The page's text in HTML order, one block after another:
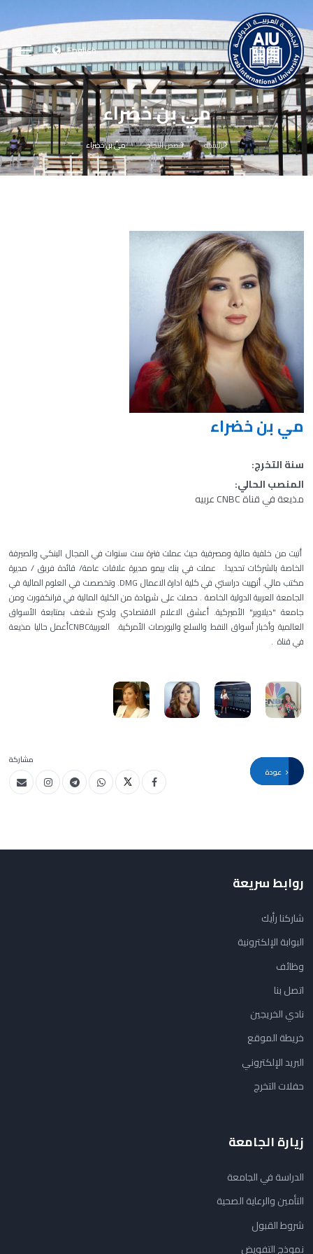
English
مي بن خضراء
الرئيسية قصص النجاح مي بن خضراء
مي بن خضراء
سنة التخرج:
المنصب الحالي:
مذيعة في قناة CNBC عربيه
أتيت من خلفية مالية ومصرفية حيث عملت فترة ست سنوات في المجال البنكي والصيرفة
الخاصة بالشركات تحديدا. عملت في بنك بيمو مديرة علاقات عامة/ قائدة فريق / مديرة
مكتب مالي. أنهيت دراستي في كلية ادارة الاعمال DMG. وتخصصت في العلوم المالية في
الجامعة العربية الدولية الخاصة . حصلت على شهادة من الكلية المالية في فرانكفورت ومن
جامعة "ديلاوير" الأميركية. أعشق الاعلام الاقتصادي ولديَّ شغف بمتابعة الأسواق
العالمية وأخبار أسواق النفط والسلع والبورصات الأمركية. العربيةCNBCأعمل حاليا مذيعة
في قناة .
مشاركة
روابط سريعة
شاركنا رأيك
البوابة الإلكترونية
وظائف
اتصل بنا
نادي الخريجين
خريطة الموقع
البريد الإلكتروني
حفلات التخرج
زيارة الجامعة
الدراسة في الجامعة
التأمين والرعاية الصحية
شروط القبول
نموذج التفويض